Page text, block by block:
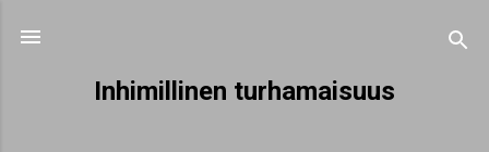
Inhimillinen turhamaisuus